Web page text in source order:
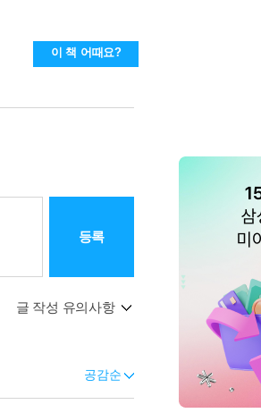
이 책 어때요?
등록
글 작성 유의사항
공감순